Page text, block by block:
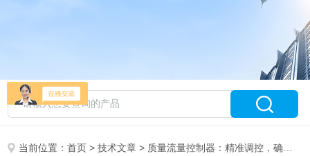
当前位置：首页 >技术文章 > 质量流量控制器：精准调控，确保工艺稳定性的关键